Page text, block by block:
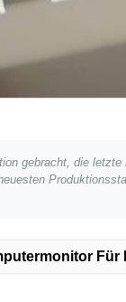
gebracht, die
Für